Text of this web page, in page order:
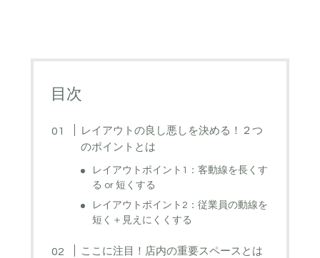
目次
レイアウトの良し悪しを決める！２つ
のポイントとは
レイアウトポイント1：客動線を長くす
る or 短くする
レイアウトポイント2：従業員の動線を
短く＋見えにくくする
ここに注目！店内の重要スペースとは